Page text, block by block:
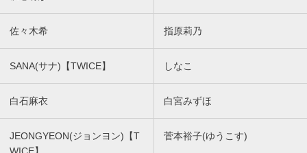
佐々木希 指原莉乃
SANA(サナ)【TWICE】 しなこ
白石麻衣 白宮みずほ
JEONGYEON(ジョンヨン)【T
菅本裕子(ゆうこす)